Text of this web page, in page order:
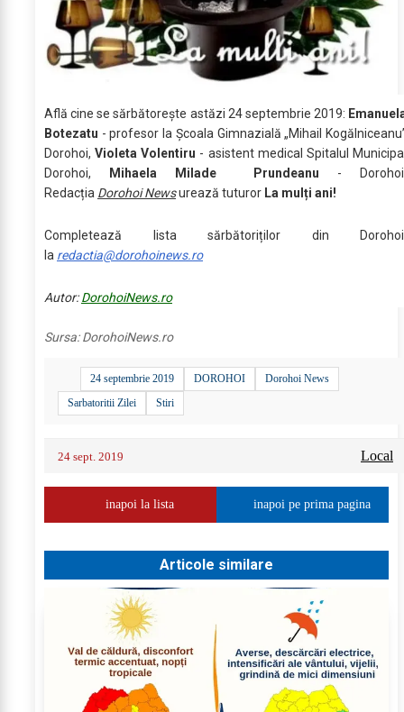
Află cine se sărbătoreşte astăzi 24 septembrie 2019:
Botezatu - profesor la Școala Gimnazială „Mihail
Dorohoi,Violeta Volentiru - asistent medical Spitalul
Dorohoi,
Mihaela Milade Prundeanu -
Redacția Dorohoi Newsurează tuturor La mulți ani!
Completează lista sărbătoriților din
la redactia@dorohoinews.ro
Autor:DorohoiNews.ro
Sursa:DorohoiNews.ro
24 septembrie 2019 DOROHOI
Dorohoi News
Sarbatoritii Zilei
Stiri
24 sept. 2019 Local
inapoi la lista inapoi pe prima pagina
Articole similare